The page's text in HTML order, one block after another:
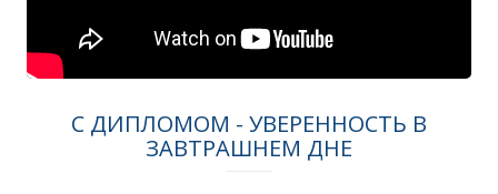
С ДИПЛОМОМ - УВЕРЕННОСТЬ В
ЗАВТРАШНЕМ ДНЕ